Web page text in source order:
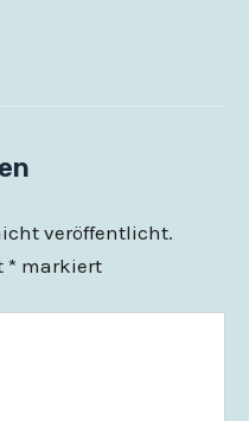
veröffentlicht.
* markiert